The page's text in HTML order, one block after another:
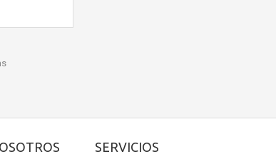
SERVICIOS